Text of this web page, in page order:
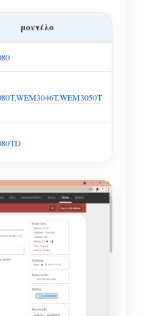
μοντέλο
,WEM3046T,WEM3050T